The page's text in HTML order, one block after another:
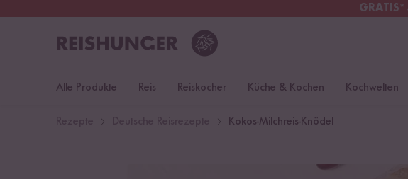
GRATIS*
Alle Produkte Reis Reiskocher Küche & Kochen Kochwelten
Kokos-Milchreis-Knödel